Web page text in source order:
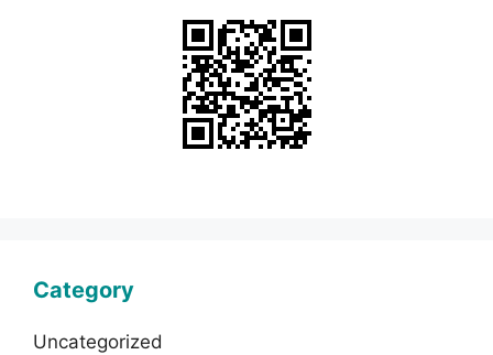
Category
Uncategorized